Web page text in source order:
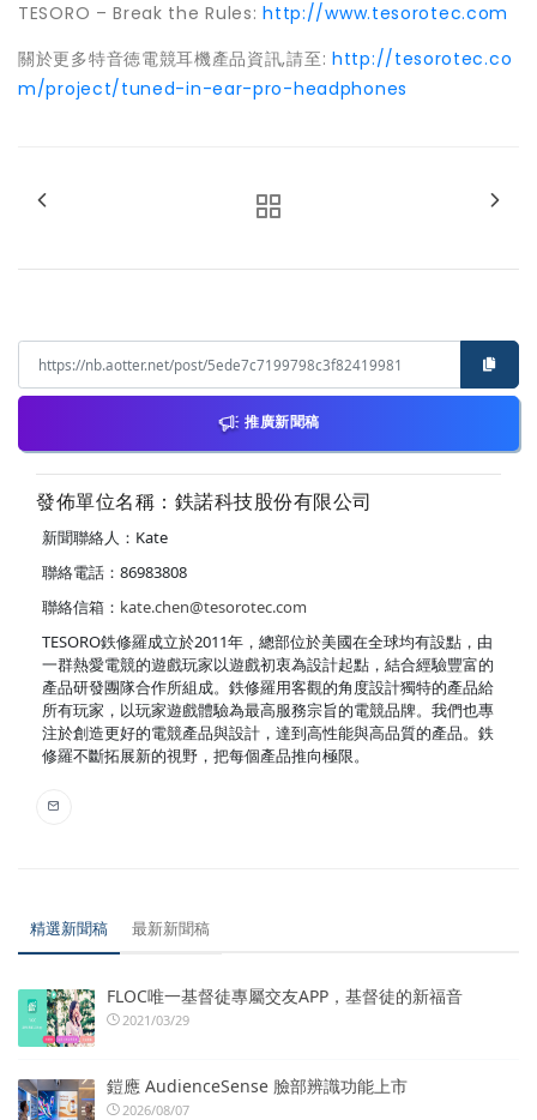
TESORO – Break the Rules:http://www.tesorotec.com
關於更多特音徳電競耳機產品資訊,請至: http://tesorotec.co
m/project/tuned-in-ear-pro-headphones
推廣新聞稿
發佈單位名稱：鉄諾科技股份有限公司
新聞聯絡人：Kate
聯絡電話：86983808
聯絡信箱： kate.chen@tesorotec.com
TESORO鉄修羅成立於2011年，總部位於美國在全球均有設點，由
一群熱愛電競的遊戲玩家以遊戲初衷為設計起點，結合經驗豐富的
產品研發團隊合作所組成。鉄修羅用客觀的角度設計獨特的產品給
所有玩家，以玩家遊戲體驗為最高服務宗旨的電競品牌。我們也專
注於創造更好的電競產品與設計，達到高性能與高品質的產品。鉄
修羅不斷拓展新的視野，把每個產品推向極限。
精選新聞稿 最新新聞稿
FLOC唯一基督徒專屬交友APP，基督徒的新福音
2021/03/29
鎧應 AudienceSense 臉部辨識功能上市
2026/08/07